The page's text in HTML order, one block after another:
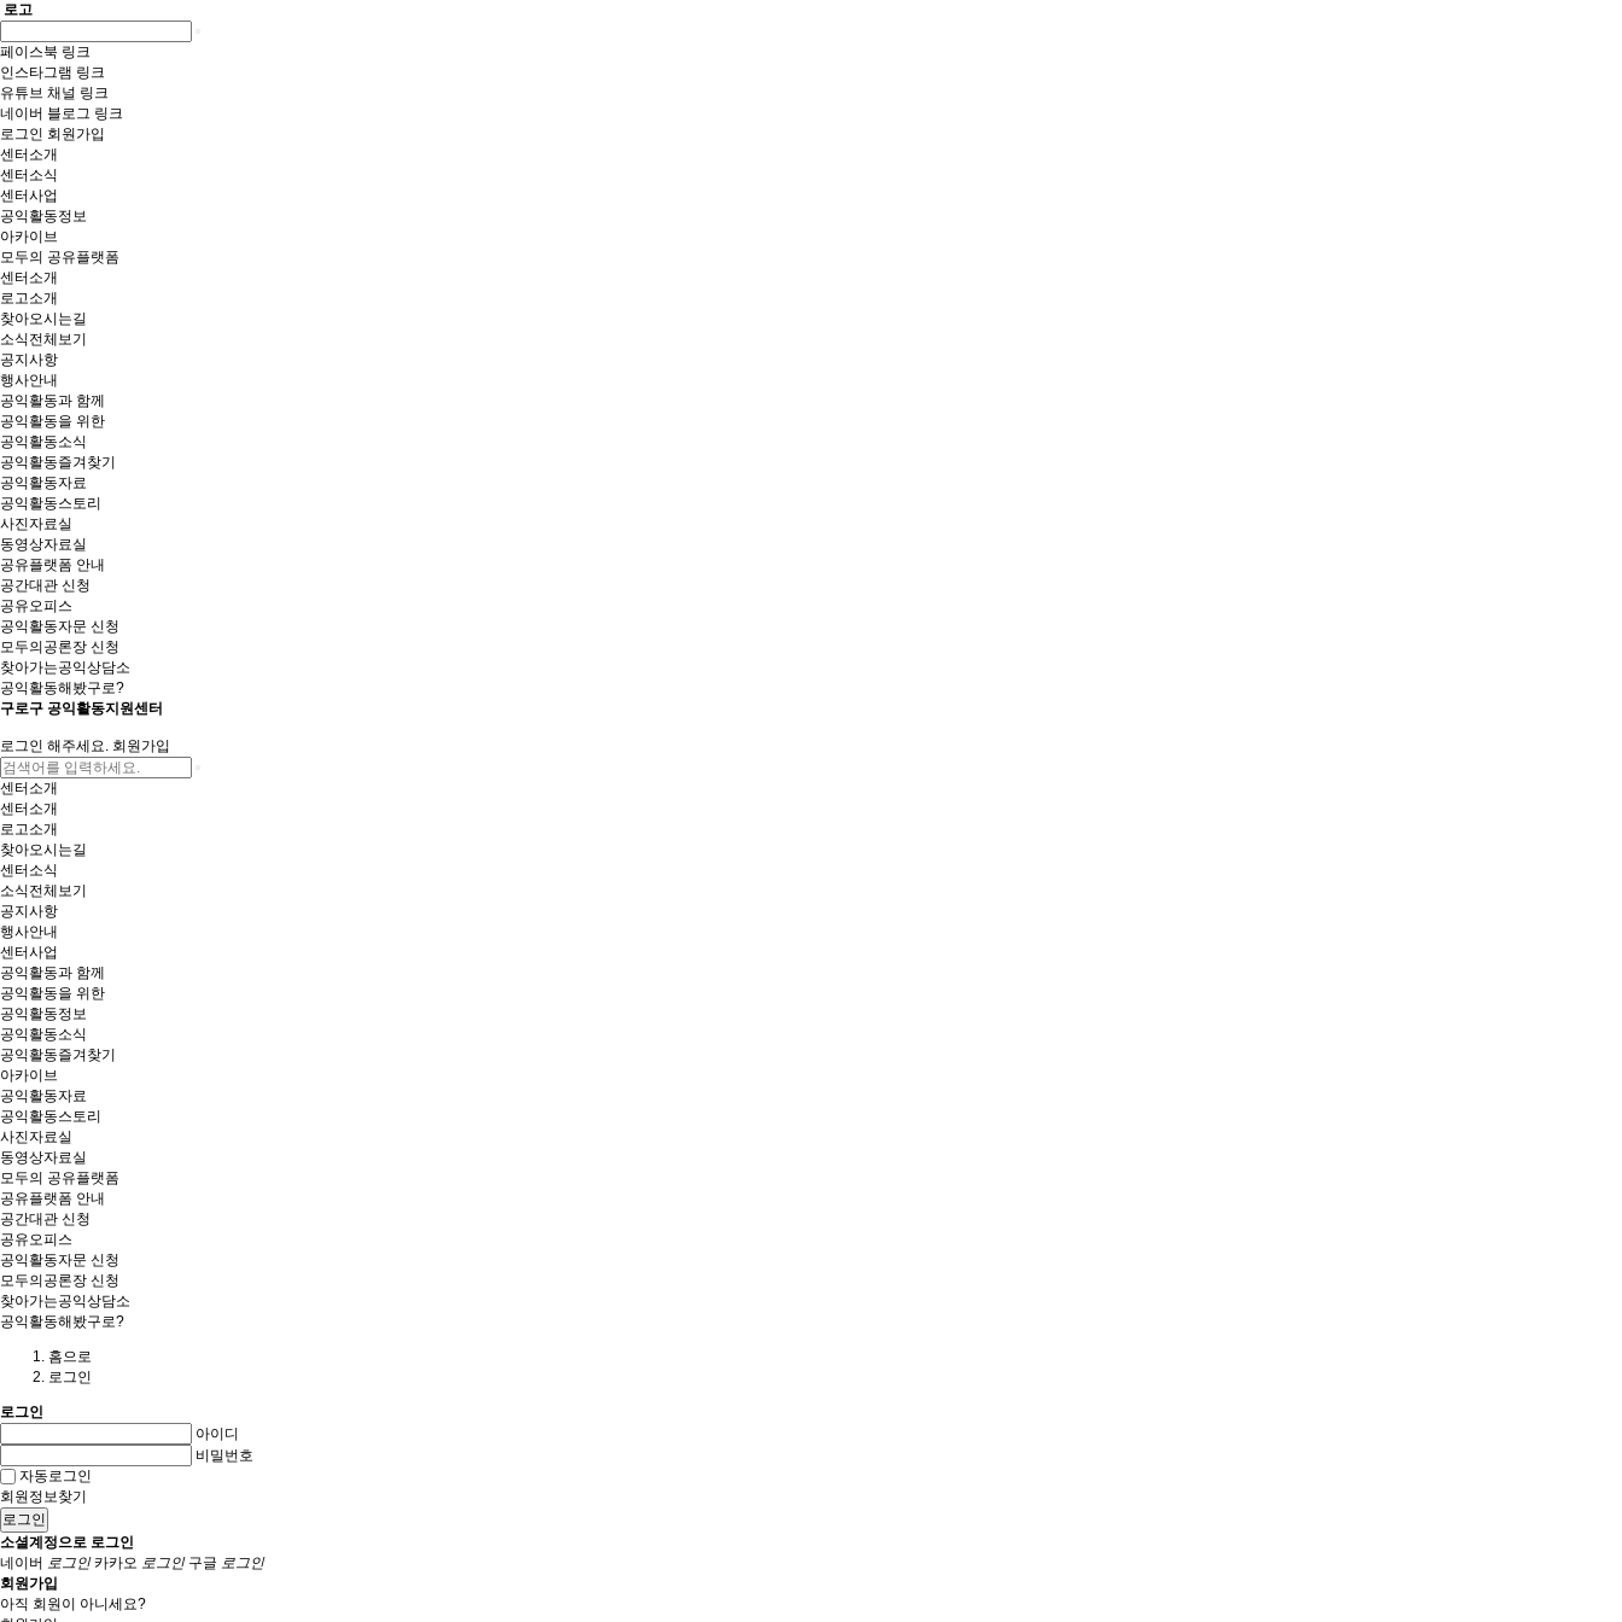
로고
페이스북 링크
인스타그램 링크
유튜브 채널 링크
네이버 블로그 링크
로그인 회원가입
센터소개
센터소식
센터사업
공익활동정보
아카이브
모두의 공유플랫폼
센터소개
로고소개
찾아오시는길
소식전체보기
공지사항
행사안내
공익활동과 함께
공익활동을 위한
공익활동소식
공익활동즐겨찾기
공익활동자료
공익활동스토리
사진자료실
동영상자료실
공유플랫폼 안내
공간대관 신청
공유오피스
공익활동자문 신청
모두의공론장 신청
찾아가는공익상담소
공익활동해봤구로?
구로구 공익활동지원센터
로그인 해주세요. 회원가입
센터소개
센터소개
로고소개
찾아오시는길
센터소식
소식전체보기
공지사항
행사안내
센터사업
공익활동과 함께
공익활동을 위한
공익활동정보
공익활동소식
공익활동즐겨찾기
아카이브
공익활동자료
공익활동스토리
사진자료실
동영상자료실
모두의 공유플랫폼
공유플랫폼 안내
공간대관 신청
공유오피스
공익활동자문 신청
모두의공론장 신청
찾아가는공익상담소
공익활동해봤구로?
홈으로
로그인
로그인
아이디
비밀번호
자동로그인
회원정보찾기
로그인
소셜계정으로 로그인
네이버 로그인 카카오 로그인 구글 로그인
회원가입
아직 회원이 아니세요?